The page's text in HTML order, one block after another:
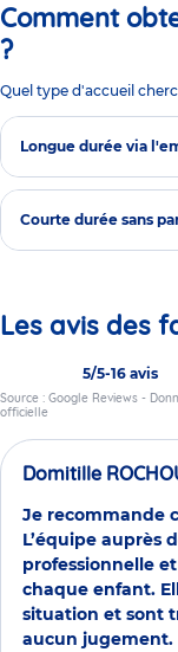
Comment
?
Quel type d'accueil
Longue durée via
Courte durée sans
Les avis des
5/5-16 avis
Source : Google Reviews -
officielle
Domitille
Je recommande
L’équipe auprès
professionnelle
chaque enfant.
situation et sont
aucun jugement.